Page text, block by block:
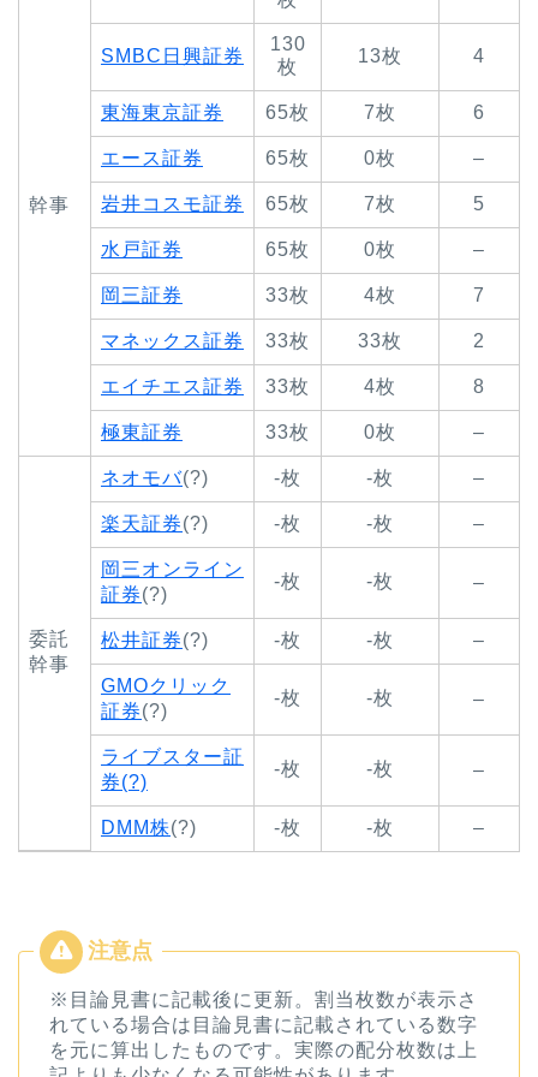
幹事
SMBC日興証券
130
枚
13枚 4
東海東京証券 65枚 7枚 6
エース証券 65枚 0枚 –
岩井コスモ証券 65枚 7枚 5
水戸証券 65枚 0枚 –
岡三証券 33枚 4枚 7
マネックス証券 33枚 33枚 2
エイチエス証券 33枚 4枚 8
極東証券 33枚 0枚 –
委託
幹事
ネオモバ(?) -枚 -枚 –
楽天証券(?) -枚 -枚 –
岡三オンライン
証券(?)
-枚 -枚 –
松井証券(?) -枚 -枚 –
GMOクリック
証券(?)
-枚 -枚 –
ライブスター証
券(?)
-枚 -枚 –
DMM株(?) -枚 -枚 –
※目論見書に記載後に更新。割当枚数が表示さ
れている場合は目論見書に記載されている数字
を元に算出したものです。実際の配分枚数は上